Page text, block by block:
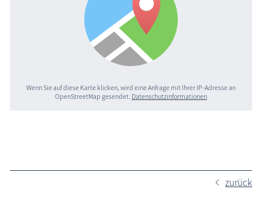
Wenn Sie auf diese Karte klicken, wird eine Anfrage mit Ihrer IP-Adresse an
OpenStreetMap gesendet. Datenschutzinformationen
zurück